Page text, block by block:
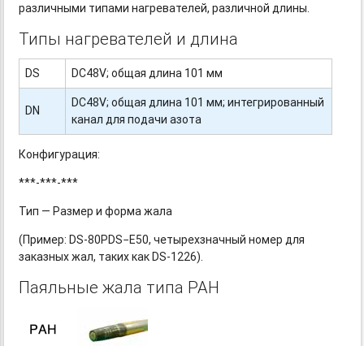
различными типами нагревателей, различной длины.
Типы нагревателей и длина
DS DC48V; общая длина 101 мм
DN
DC48V; общая длина 101 мм; интегрированный
канал для подачи азота
Конфигурация:
***-***-***
Тип — Размер и форма жала
(Пример:DS-80PDS−E50, четырехзначный номер для
заказных жал, таких как DS-1226).
Паяльные жала типа PAH